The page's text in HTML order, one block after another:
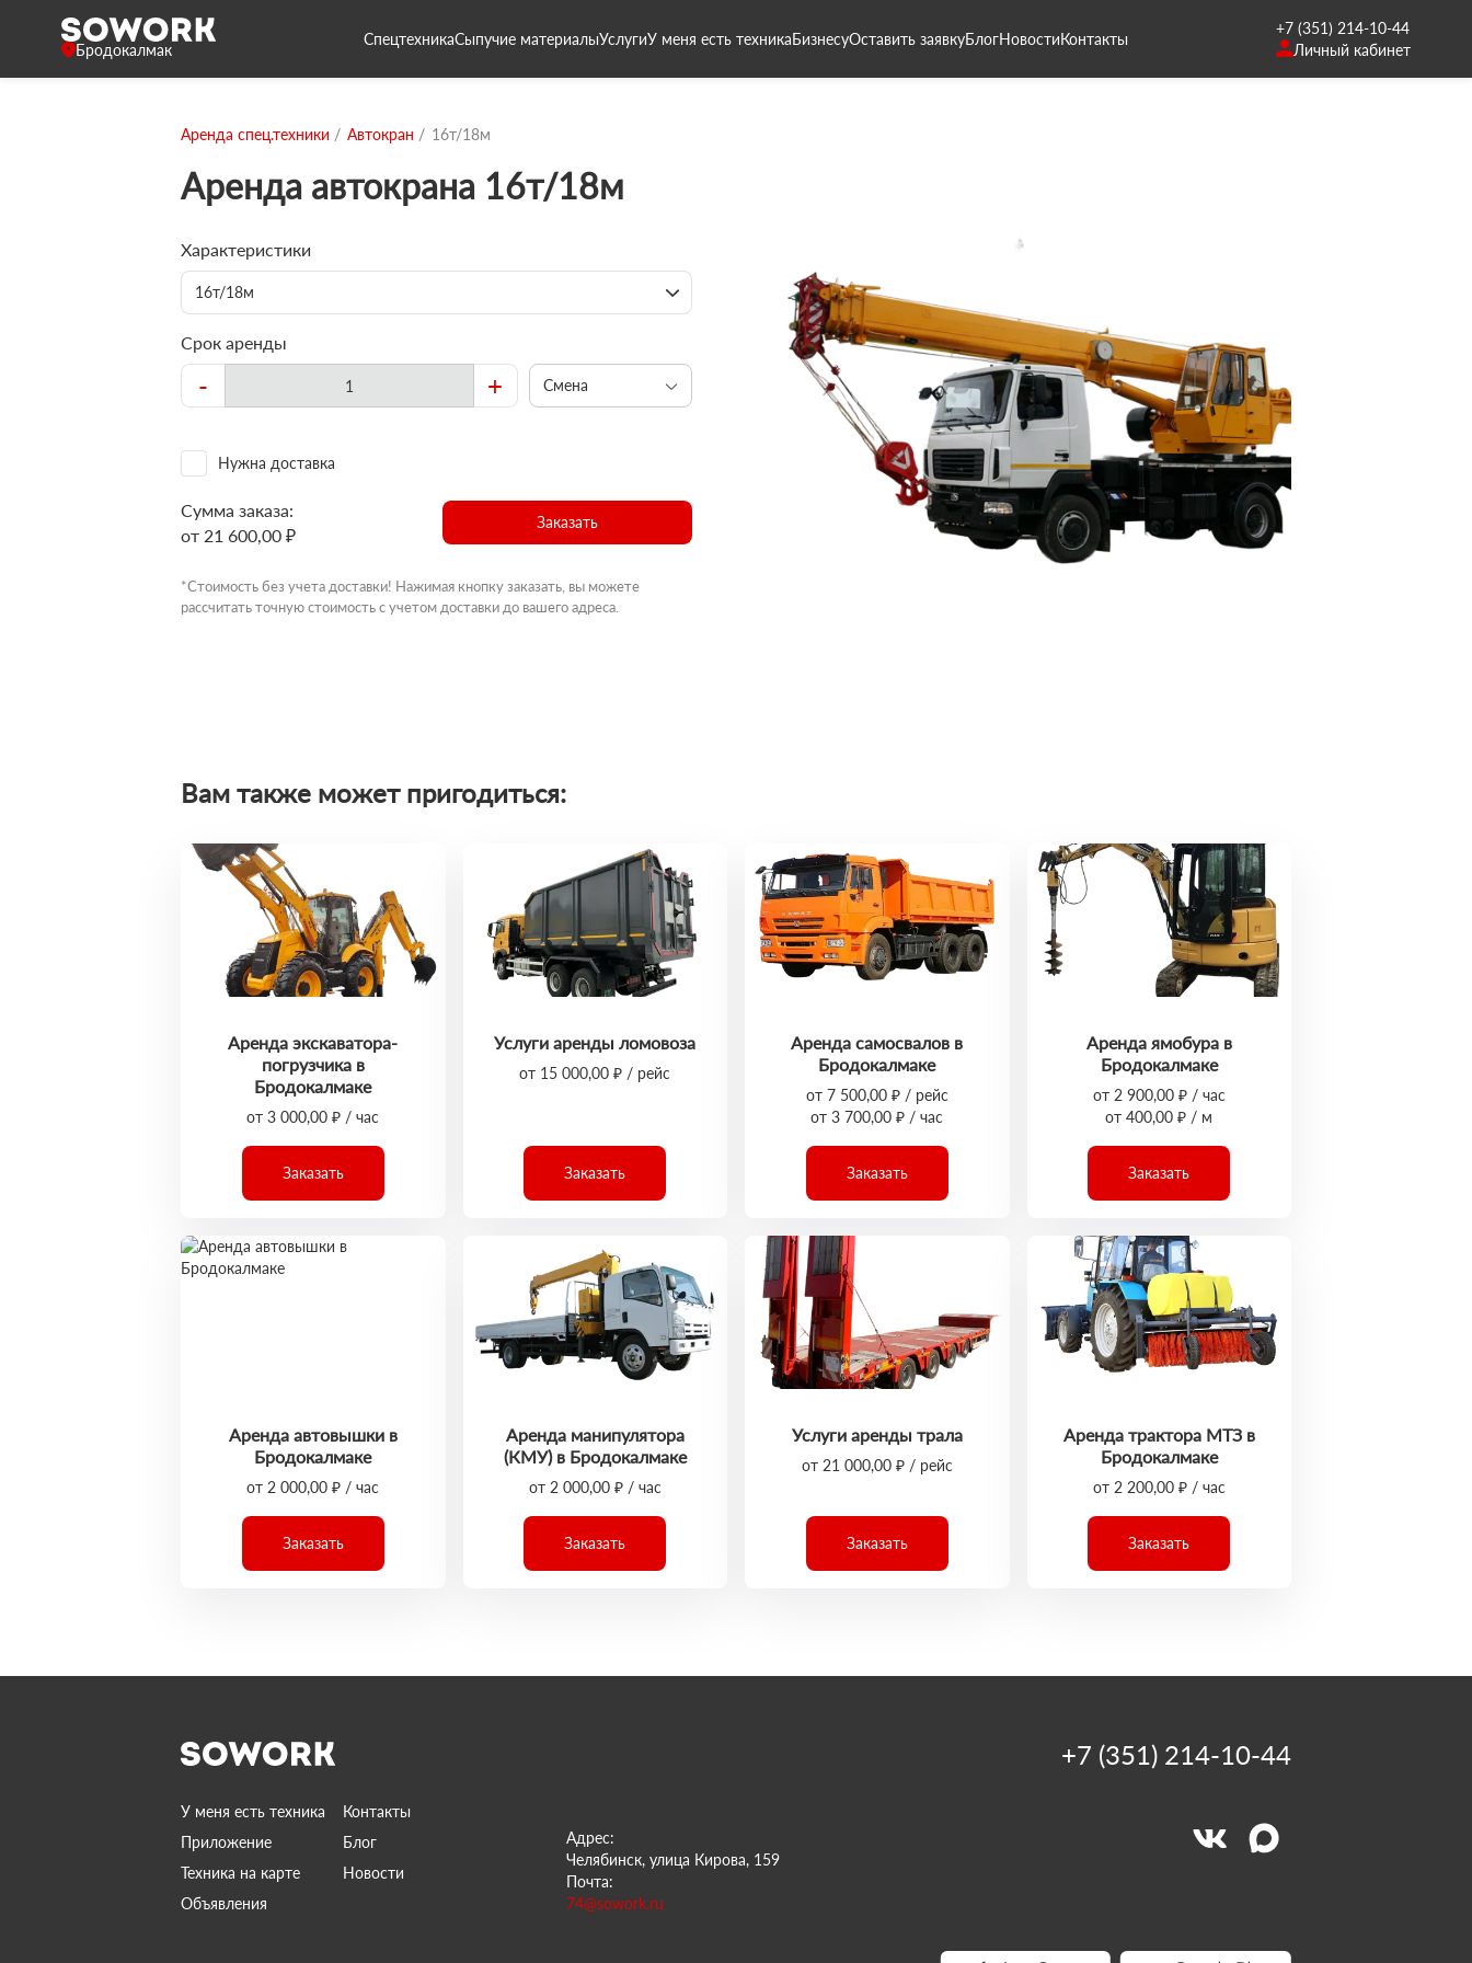
Бродокалмак
СпецтехникаСыпучие материалыУслугиУ меня есть техникаБизнесуОставить заявкуБлогНовостиКонтакты
+7 (351) 214-10-44
Личный кабинет
Аренда спец.техники Автокран 16т/18м
Аренда автокрана 16т/18м
Характеристики
16т/18м
Срок аренды
- + Смена
Нужна доставка
Сумма заказа:
от 21 600,00 ₽
Заказать
*Стоимость без учета доставки! Нажимая кнопку заказать, вы можете
рассчитать точную стоимость с учетом доставки до вашего адреса.
Вам также может пригодиться:
Аренда экскаватора-
погрузчика в
Бродокалмаке
от 3 000,00 ₽ / час
Заказать
Услуги аренды ломовоза
от 15 000,00 ₽ / рейс
Заказать
Аренда самосвалов в
Бродокалмаке
от 7 500,00 ₽ / рейс
от 3 700,00 ₽ / час
Заказать
Аренда ямобура в
Бродокалмаке
от 2 900,00 ₽ / час
от 400,00 ₽ / м
Заказать
Аренда автовышки в
Бродокалмаке
от 2 000,00 ₽ / час
Заказать
Аренда манипулятора
(КМУ) в Бродокалмаке
от 2 000,00 ₽ / час
Заказать
Услуги аренды трала
от 21 000,00 ₽ / рейс
Заказать
Аренда трактора МТЗ в
Бродокалмаке
от 2 200,00 ₽ / час
Заказать
У меня есть техника
Контакты
Приложение
Блог
Техника на карте
Новости
Объявления
Адрес:
Челябинск, улица Кирова, 159
Почта:
74@sowork.ru
+7 (351) 214-10-44